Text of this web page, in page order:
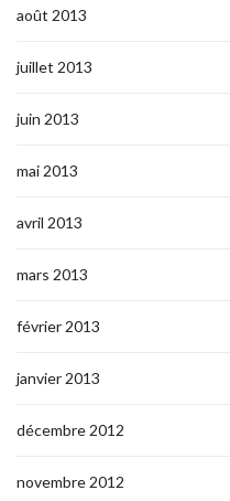
août 2013
juillet 2013
juin 2013
mai 2013
avril 2013
mars 2013
février 2013
janvier 2013
décembre 2012
novembre 2012